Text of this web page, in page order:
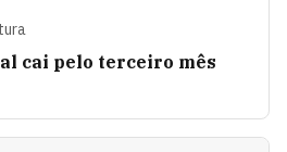
cai pelo terceiro mês